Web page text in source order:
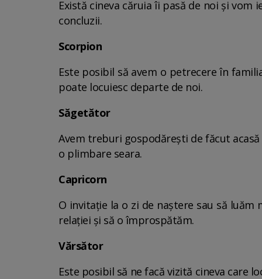
Există cineva căruia îi pasă de noi și
concluzii.
Scorpion
Este posibil să avem o petrecere în
poate locuiesc departe de noi.
Săgetător
Avem treburi gospodărești de făcut
o plimbare seara.
Capricorn
O invitație la o zi de naștere sau să
relației și să o împrospătăm.
Vărsător
Este posibil să ne facă vizită cineva care